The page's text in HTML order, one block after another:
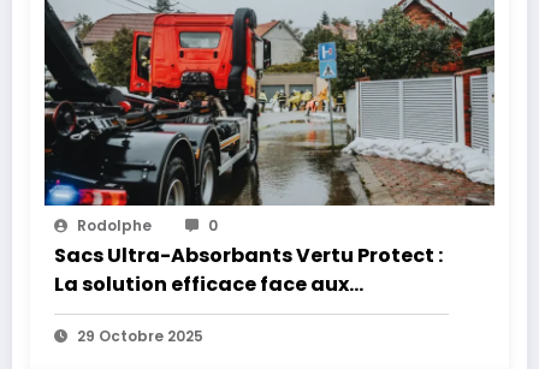
Rodolphe 0
Sacs Ultra-Absorbants Vertu Protect :
La solution efficace face aux
inondations
29 Octobre 2025